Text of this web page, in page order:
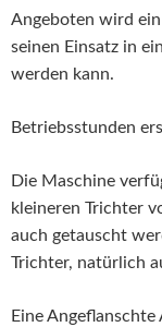
Angeboten wird
seinen Einsatz in
werden kann.
Betriebsstunden
Die Maschine
kleineren Trichter
auch getauscht
Trichter, natürlich
Eine